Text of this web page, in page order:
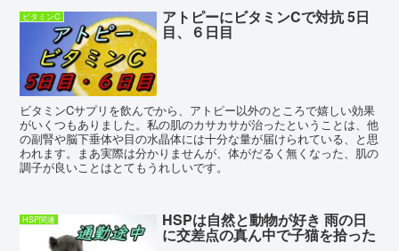
ビタミンC アトピーにビタミンCで対抗 5日
目、６日目
ビタミンCサプリを飲んでから、アトピー以外のところで嬉しい効果
がいくつもありました。私の肌のカサカサが治ったということは、他
の副腎や脳下垂体や目の水晶体には十分な量が届けられている、と思
われます。まあ実際は分かりませんが、体がだるく無くなった、肌の
調子が良いことはとてもうれしいです。
HSP関連 HSPは自然と動物が好き 雨の日
に交差点の真ん中で子猫を拾った